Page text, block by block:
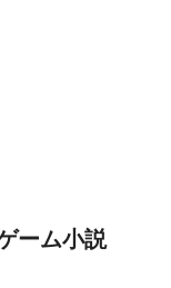
ーム小説